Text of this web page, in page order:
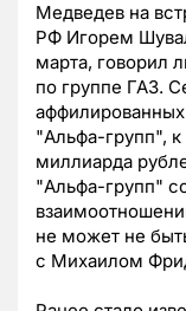
Медведев на
РФ Игорем
марта, говорил
по группе ГАЗ.
"Альфа-групп", к
миллиарда
"Альфа-групп"
не может не
с Михаилом